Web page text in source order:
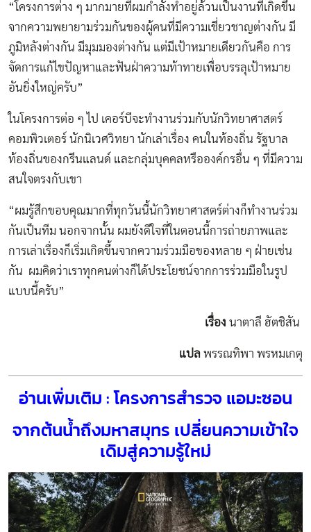
“โครงการต่าง ๆ มากมายที่ผมกำลังทำอยู่ล้วนเป็นงานที่เกิดขึ้น
จากความพยายามร่วมกันของผู้คนที่มีความเชี่ยวชาญต่างกัน มี
ภูมิหลังต่างกัน มีมุมมองต่างกัน แต่มีเป้าหมายเดียวกันคือ การ
จัดการแก้ไขปัญหาและฟันฝ่าความท้าทายเพื่อบรรลุเป้าหมาย
อันยิ่งใหญ่ครับ”
ในโครงการต่อ ๆ ไป เคอร์บีจะทำงานร่วมกับนักวิทยาศาสตร์
คอมพิวเตอร์ นักนิเวศวิทยา นักเล่าเรื่อง คนในท้องถิ่น รัฐบาล
ท้องถิ่นของกรีนแลนด์ และกลุ่มบุคคลหรือองค์กรอื่น ๆ ที่มีความ
สนใจตรงกับเขา
“ผมรู้สึกขอบคุณมากที่ทุกวันนี้นักวิทยาศาสตร์ต่างก็ทำงานร่วม
กันเป็นทีม นอกจากนั้น ผมยังดีใจที่ในตอนนี้การถ่ายภาพและ
การเล่าเรื่องก็เริ่มเกิดขึ้นจากความร่วมมือของหลาย ๆ ฝ่ายเช่น
กัน ผมคิดว่าเราทุกคนต่างก็ได้ประโยชน์จากการร่วมมือในรูป
แบบนี้ครับ”
เรื่อง นาตาลี ฮัตชิสัน
แปล พรรณทิพา พรหมเกตุ
อ่านเพิ่มเติม : โครงการสำรวจ แอมะซอน
จากต้นน้ำถึงมหาสมุทร เปลี่ยนความเข้าใจ
เดิมสู่ความรู้ใหม่